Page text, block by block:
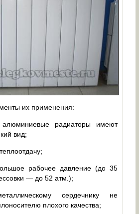
их применения:
радиаторы имеют
вид;
рабочее давление (до 35
— до 52 атм.);
сердечнику не
плохого качества;